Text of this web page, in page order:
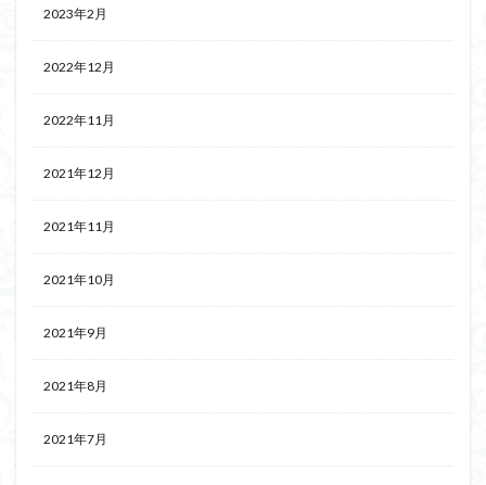
2023年2月
2022年12月
2022年11月
2021年12月
2021年11月
2021年10月
2021年9月
2021年8月
2021年7月